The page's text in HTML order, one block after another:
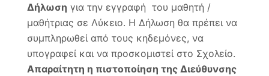
Δήλωση για την εγγραφή του μαθητή /
μαθήτριας σε Λύκειο. Η Δήλωση θα πρέπει να
συμπληρωθεί από τους κηδεμόνες, να
υπογραφεί και να προσκομιστεί στο Σχολείο.
Απαραίτητη η πιστοποίηση της Διεύθυνσης